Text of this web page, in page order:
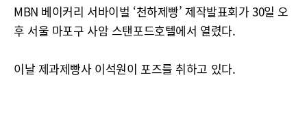
MBN 베이커리 서바이벌 ‘천하제빵’ 제작발표회가 30일 오
후 서울 마포구 사암 스탠포드호텔에서 열렸다.
이날 제과제빵사 이석원이 포즈를 취하고 있다.